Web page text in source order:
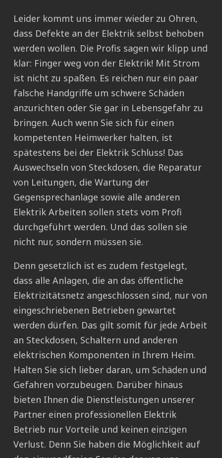
Leider kommt uns immer wieder zu Ohren,
dass Defekte an der Elektrik selbst behoben
werden wollen. Die Profis sagen wir klipp und
klar: Finger weg von der Elektrik! Mit Strom
ist nicht zu spaßen. Es reichen nur ein paar
falsche Handgriffe um schwere Schäden
anzurichten oder Sie gar in Lebensgefahr zu
bringen. Auch wenn Sie sich für einen
kompetenten Heimwerker halten, ist
spätestens bei der Elektrik Schluss! Das
Auswechseln von Steckdosen, die Reparatur
von Leitungen, die Wartung der
Gegensprechanlage sowie alle anderen
Elektrik Arbeiten sollen stets vom Profi
durchgeführt werden. Und das sollen sie
nicht nur, sondern müssen sie.
Denn gesetzlich ist es zudem festgelegt,
dass alle Anlagen, die an das öffentliche
Elektrizitätsnetz angeschlossen sind, nur von
eingeschriebenen Betrieben gewartet
werden dürfen. Das gilt somit für jede Arbeit
an Steckdosen, Schaltern und anderen
elektrischen Komponenten in Ihrem Heim.
Halten Sie sich lieber daran, um Schäden und
Gefahren vorzubeugen. Darüber hinaus
bieten Ihnen die Dienstleistungen unserer
Partner einen professionellen Elektrik
Betrieb nur Vorteile und keinen einzigen
Verlust. Denn Sie haben die Möglichkeit auf